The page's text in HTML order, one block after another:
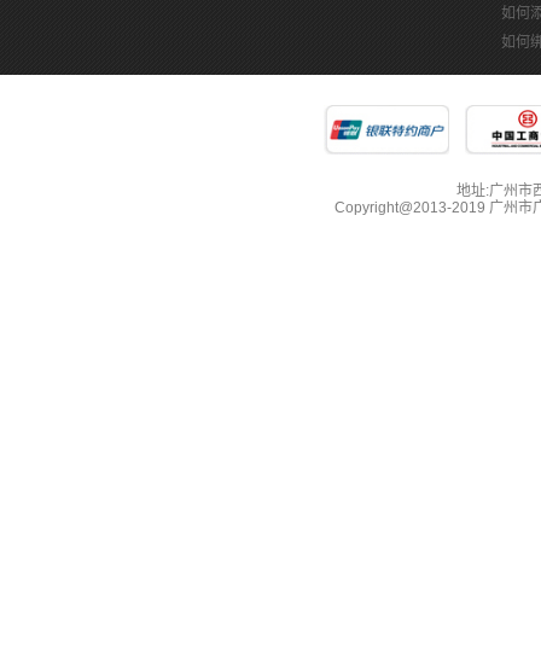
如何
如何
地址:广州市
Copyright@2013-2019 广州市